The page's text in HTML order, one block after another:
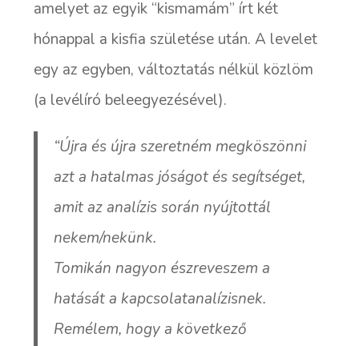
amelyet az egyik “kismamám” írt két
hónappal a kisfia születése után. A levelet
egy az egyben, változtatás nélkül közlöm
(a levélíró beleegyezésével).
“Újra és újra szeretném megköszönni
azt a hatalmas jóságot és segítséget,
amit az analízis során nyújtottál
nekem/nekünk.
Tomikán nagyon észreveszem a
hatását a kapcsolatanalízisnek.
Remélem, hogy a következő